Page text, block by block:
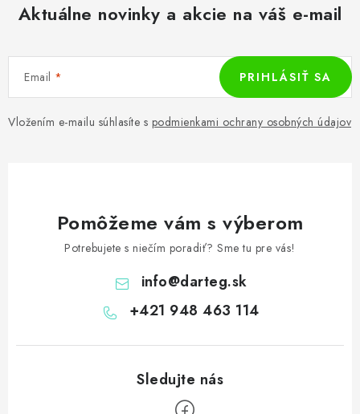
Aktuálne novinky a akcie na váš e-mail
Email
Vložením e-mailu súhlasíte s podmienkami ochrany osobných údajov
PRIHLÁSIŤ SA
Pomôžeme vám s výberom
Potrebujete s niečím poradiť? Sme tu pre vás!
info@darteg.sk
+421 948 463 114